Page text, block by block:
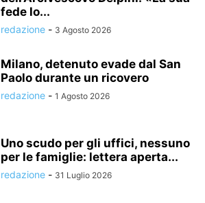
fede lo...
redazione - 3 Agosto 2026
Milano, detenuto evade dal San
Paolo durante un ricovero
redazione - 1 Agosto 2026
Uno scudo per gli uffici, nessuno
per le famiglie: lettera aperta...
redazione - 31 Luglio 2026